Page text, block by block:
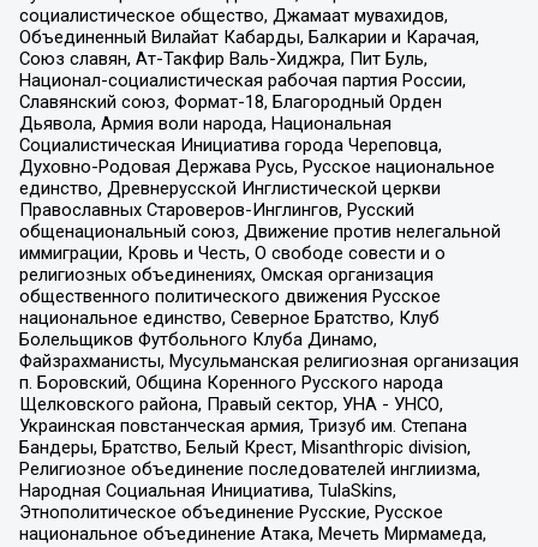
социалистическое общество, Джамаат мувахидов,
Объединенный Вилайат Кабарды, Балкарии и Карачая,
Союз славян, Ат-Такфир Валь-Хиджра, Пит Буль,
Национал-социалистическая рабочая партия России,
Славянский союз, Формат-18, Благородный Орден
Дьявола, Армия воли народа, Национальная
Социалистическая Инициатива города Череповца,
Духовно-Родовая Держава Русь, Русское национальное
единство, Древнерусской Инглистической церкви
Православных Староверов-Инглингов, Русский
общенациональный союз, Движение против нелегальной
иммиграции, Кровь и Честь, О свободе совести и о
религиозных объединениях, Омская организация
общественного политического движения Русское
национальное единство, Северное Братство, Клуб
Болельщиков Футбольного Клуба Динамо,
Файзрахманисты, Мусульманская религиозная организация
п. Боровский, Община Коренного Русского народа
Щелковского района, Правый сектор, УНА - УНСО,
Украинская повстанческая армия, Тризуб им. Степана
Бандеры, Братство, Белый Крест, Misanthropic division,
Религиозное объединение последователей инглиизма,
Народная Социальная Инициатива, TulaSkins,
Этнополитическое объединение Русские, Русское
национальное объединение Атака, Мечеть Мирмамеда,